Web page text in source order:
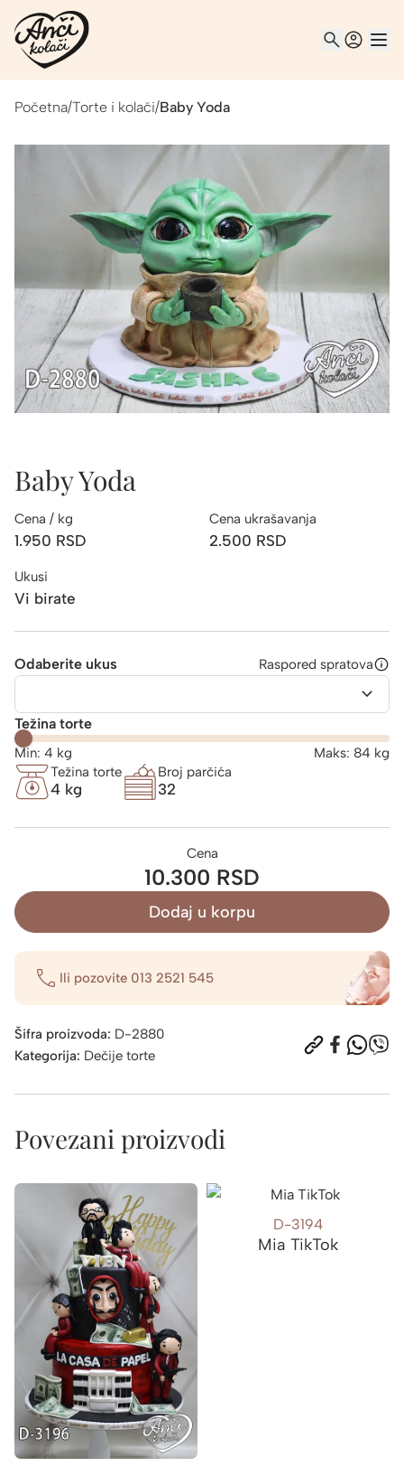
Početna/Torte i kolači/Baby Yoda
Baby Yoda
Cena / kg
1.950 RSD
Cena ukrašavanja
2.500 RSD
Ukusi
Vi birate
Odaberite ukus Raspored spratova
Težina torte
Min: 4 kg Maks: 84 kg
Težina torte
4 kg
Broj parčića
32
Cena
10.300 RSD
Dodaj u korpu
Ili pozovite 013 2521 545
Šifra proizvoda: D-2880
Kategorija: Dečije torte
Povezani proizvodi
D-3194
Mia TikTok